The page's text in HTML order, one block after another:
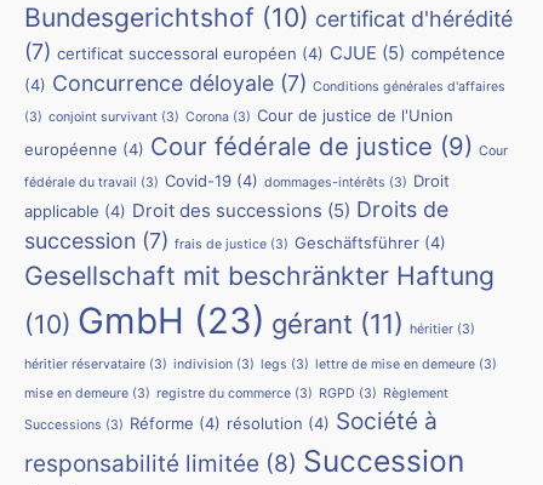
Bundesgerichtshof (10) certificat d'hérédité
(7) certificat successoral européen (4) CJUE (5) compétence
(4) Concurrence déloyale (7) Conditions générales d'affaires
(3) conjoint survivant (3) Corona (3) Cour de justice de l'Union
européenne (4) Cour fédérale de justice (9) Cour
fédérale du travail (3) Covid-19 (4) dommages-intérêts (3) Droit
applicable (4) Droit des successions (5) Droits de
succession (7) frais de justice (3) Geschäftsführer (4)
Gesellschaft mit beschränkter Haftung
(10) GmbH (23) gérant (11) héritier (3)
héritier réservataire (3) indivision (3) legs (3) lettre de mise en demeure (3)
mise en demeure (3) registre du commerce (3) RGPD (3) Règlement
Successions (3) Réforme (4) résolution (4) Société à
responsabilité limitée (8) Succession